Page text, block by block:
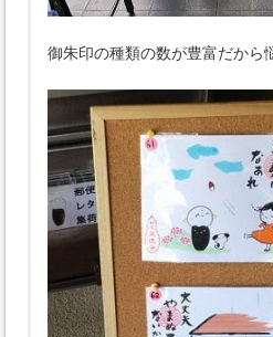
御朱印の種類の数が豊富だから